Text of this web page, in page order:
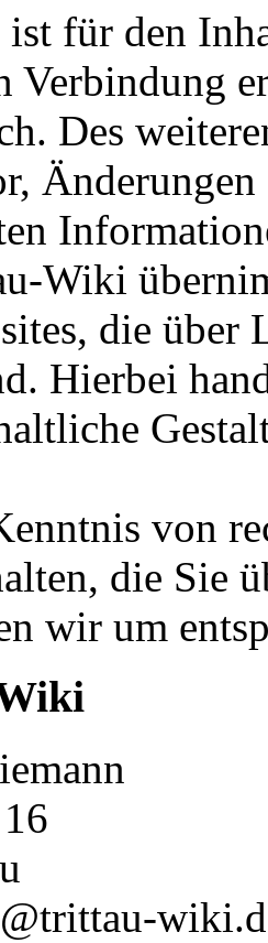
für den
Verbindung
Des
Wiki
die über
Hierbei
von
die Sie
wir um